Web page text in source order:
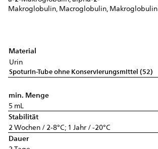
Makroglobulin, Macroglobulin, Makroglobulin
Material
Urin
Spoturin-Tube ohne Konservierungsmittel (52)
min. Menge
5 mL
Stabilität
2 Wochen / 2-8°C; 1 Jahr / -20°C
Dauer